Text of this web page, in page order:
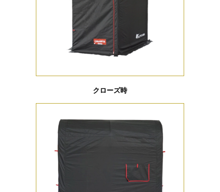
クローズ時